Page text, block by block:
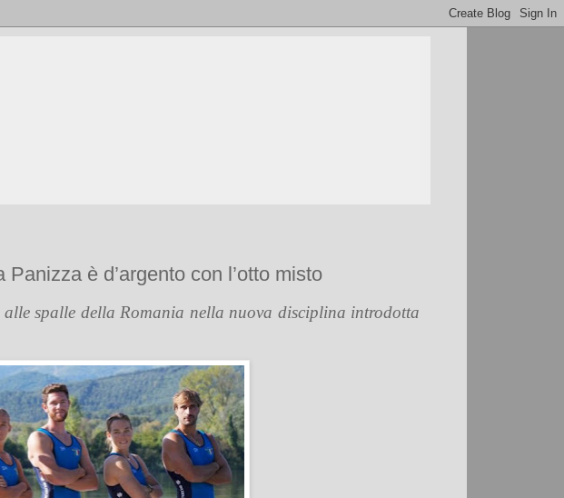
è d’argento con l’otto misto
spalle della Romania nella nuova disciplina introdotta